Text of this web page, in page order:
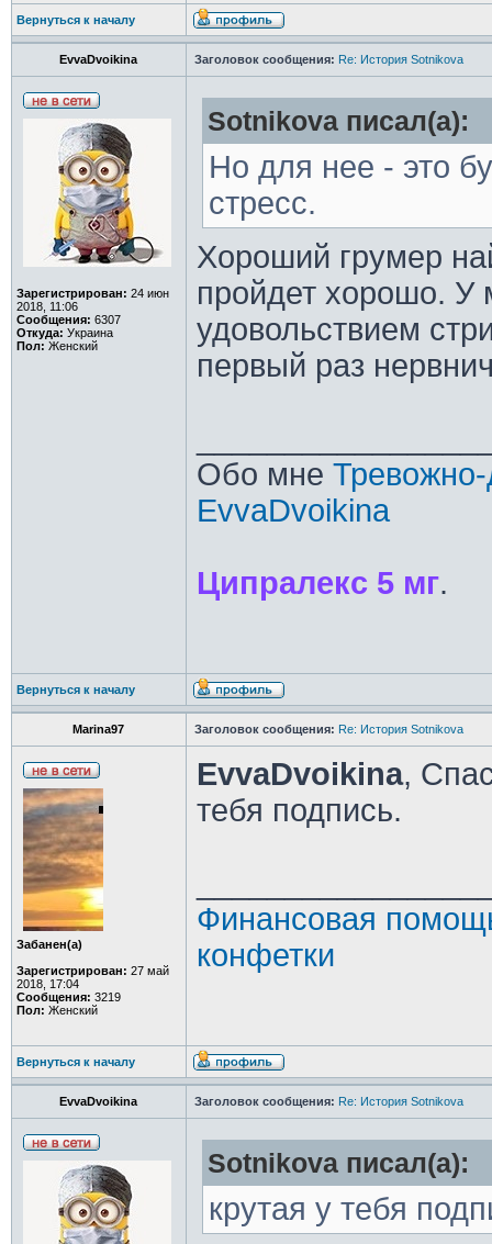
Вернуться к началу
EvvaDvoikina Заголовок сообщения: Re: История Sotnikova
Зарегистрирован: 24 июн
2018, 11:06
Сообщения: 6307
Откуда: Украина
Пол: Женский
Sotnikova писал(а):
Но для нее - это
стресс.
Хороший грумер
пройдет хорошо. У
удовольствием
первый раз
Обо мне Тревожно-
EvvaDvoikina
Ципралекс 5 мг.
Вернуться к началу
Marina97 Заголовок сообщения: Re: История Sotnikova
Забанен(а)
Зарегистрирован: 27 май
2018, 17:04
Сообщения: 3219
Пол: Женский
EvvaDvoikina,
тебя подпись.
Финансовая
конфетки
Вернуться к началу
EvvaDvoikina Заголовок сообщения: Re: История Sotnikova
Sotnikova писал(а):
крутая у тебя